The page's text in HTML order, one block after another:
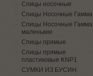
Спицы носочные
Спицы Носочные Гамма
Спицы Носочные Гамма
маленькие
Спицы прямые
Спицы прямые
пластиковые KNP1
СУМКИ ИЗ БУСИН